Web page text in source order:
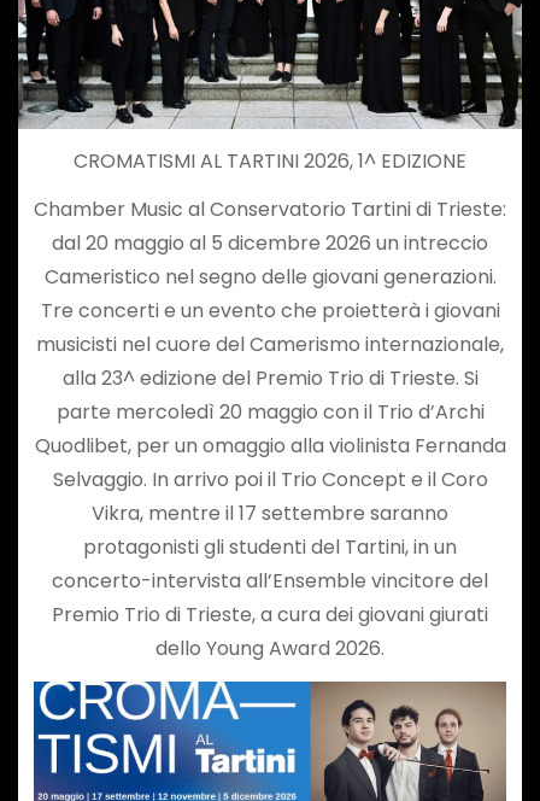
CROMATISMI AL TARTINI 2026, 1^ EDIZIONE
Chamber Music al Conservatorio Tartini di Trieste:
dal 20 maggio al 5 dicembre 2026 un intreccio
Cameristico nel segno delle giovani generazioni.
Tre concerti e un evento che proietterà i giovani
musicisti nel cuore del Camerismo internazionale,
alla 23^ edizione del Premio Trio di Trieste. Si
parte mercoledì 20 maggio con il Trio d’Archi
Quodlibet, per un omaggio alla violinista Fernanda
Selvaggio. In arrivo poi il Trio Concept e il Coro
Vikra, mentre il 17 settembre saranno
protagonisti gli studenti del Tartini, in un
concerto-intervista all’Ensemble vincitore del
Premio Trio di Trieste, a cura dei giovani giurati
dello Young Award 2026.